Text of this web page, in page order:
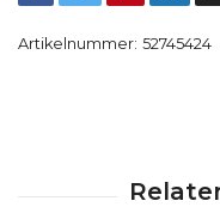
Artikelnummer: 52745424